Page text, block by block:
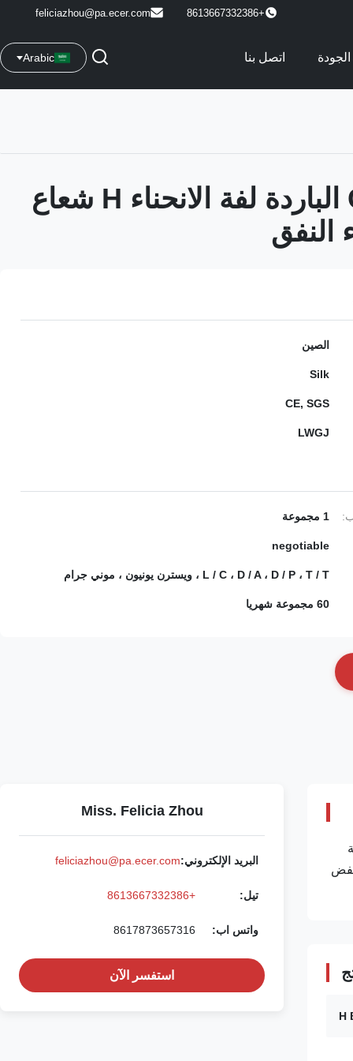
+8613667332386
feliciazhou@pa.ecer.com
اتصل بنا Arabic
التلقائي CE الباردة لفة الانحناء H شعاع
النفق
الصين
Silk
CE, SGS
LWGJ
1 مجموعة
negotiable
L / C ، D / A ، D / P ، T / T ، ويسترن يونيون ، موني جرام
60 مجموعة شهريا
Miss. Felicia Zhou
البريد الإلكتروني:feliciazhou@pa.ecer.com
تيل: +8613667332386
واتس اب: 8617873657316
استفسر الآن